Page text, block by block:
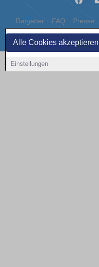
Alle Cookies akzeptieren
Einstellungen
Ratgeber FAQ Presse
Copyright © 2000 - 2026 | 1A